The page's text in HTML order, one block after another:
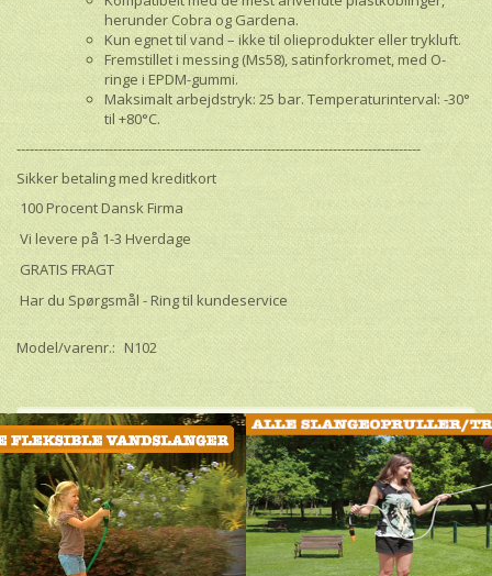
herunder Cobra og Gardena.
Kun egnet til vand – ikke til olieprodukter eller trykluft.
Fremstillet i messing (Ms58), satinforkromet, med O-
ringe i EPDM-gummi.
Maksimalt arbejdstryk: 25 bar. Temperaturinterval: -30°
til +80°C.
--------------------------------------------------------------------------------------------
Sikker betaling med kreditkort
100 Procent Dansk Firma
Vi levere på 1-3 Hverdage
GRATIS FRAGT
Har du Spørgsmål - Ring til kundeservice
Model/varenr.: N102